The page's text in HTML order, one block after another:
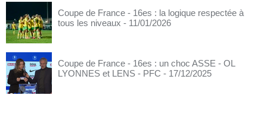
Coupe de France - 16es : la logique respectée à
tous les niveaux - 11/01/2026
Coupe de France - 16es : un choc ASSE - OL
LYONNES et LENS - PFC - 17/12/2025